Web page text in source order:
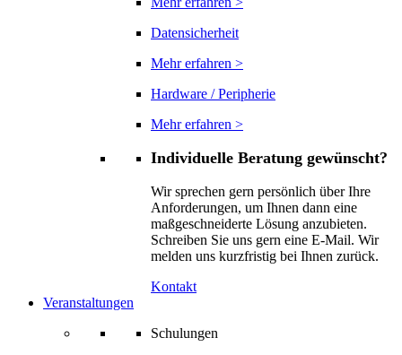
Datensicherheit
Mehr erfahren >
Hardware / Peripherie
Mehr erfahren >
Individuelle Beratung gewünscht?
Wir sprechen gern persönlich über Ihre
Anforderungen, um Ihnen dann eine
maßgeschneiderte Lösung anzubieten.
Schreiben Sie uns gern eine E-Mail. Wir
melden uns kurzfristig bei Ihnen zurück.
Kontakt
Veranstaltungen
Schulungen